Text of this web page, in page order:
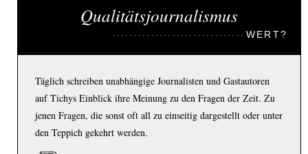
Qualitätsjournalismus
WERT?
Täglich schreiben unabhängige Journalisten und Gastautoren
auf Tichys Einblick ihre Meinung zu den Fragen der Zeit. Zu
jenen Fragen, die sonst oft all zu einseitig dargestellt oder unter
den Teppich gekehrt werden.